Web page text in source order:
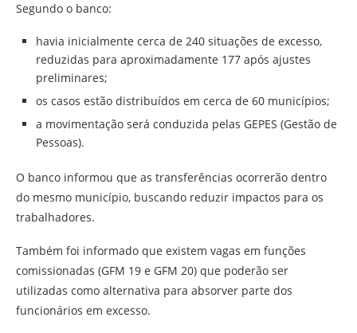
Segundo o banco:
havia inicialmente cerca de 240 situações de excesso,
reduzidas para aproximadamente 177 após ajustes
preliminares;
os casos estão distribuídos em cerca de 60 municípios;
a movimentação será conduzida pelas GEPES (Gestão de
Pessoas).
O banco informou que as transferências ocorrerão dentro
do mesmo município, buscando reduzir impactos para os
trabalhadores.
Também foi informado que existem vagas em funções
comissionadas (GFM 19 e GFM 20) que poderão ser
utilizadas como alternativa para absorver parte dos
funcionários em excesso.